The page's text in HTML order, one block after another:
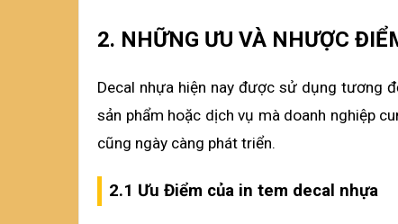
2. NHỮNG ƯU VÀ NHƯỢC
Decal nhựa hiện nay được sử dụng tương
sản phẩm hoặc dịch vụ mà doanh nghiệp
cũng ngày càng phát triển.
2.1 Ưu Điểm của in tem decal nhựa